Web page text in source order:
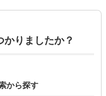
りましたか？
から探す